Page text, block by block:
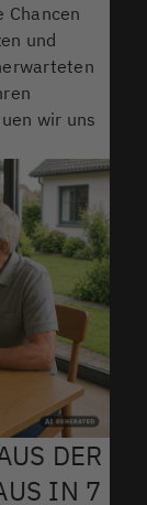
und
wir uns
DER
IN 7